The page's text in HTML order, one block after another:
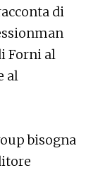
di
Forni al
al
bisogna